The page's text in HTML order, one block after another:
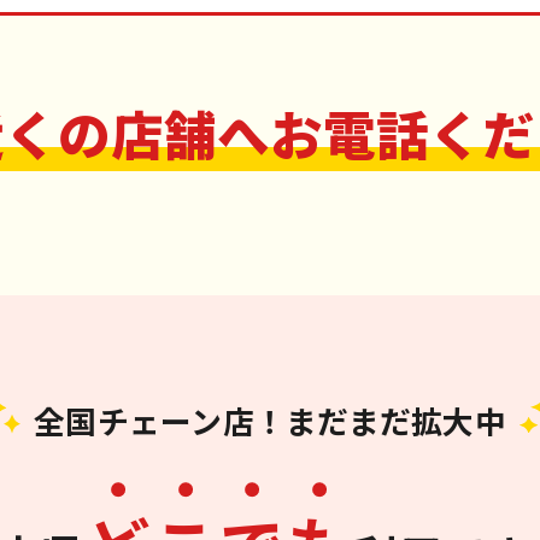
の店舗へお電話く
全国チェーン店！まだまだ拡大中